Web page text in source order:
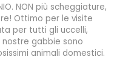
NON più scheggiature,
Ottimo per le visite
per tutti gli uccelli,
gabbie sono
animali domestici.